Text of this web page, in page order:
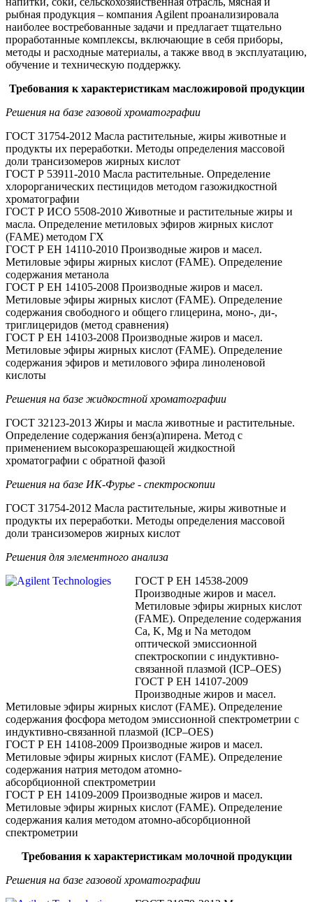
рыбная продукция – компания Agilent проанализировала
наиболее востребованные задачи и предлагает тщательно
проработанные комплексы, включающие в себя приборы,
методы и расходные материалы, а также ввод в эксплуатацию,
обучение и техническую поддержку.
Требования к характеристикам масложировой продукции
Решения на базе газовой хроматографии
ГОСТ 31754-2012 Масла растительные, жиры животные и
продукты их переработки. Методы определения массовой
доли трансизомеров жирных кислот
ГОСТ Р 53911-2010 Масла растительные. Определение
хлорорганических пестицидов методом газожидкостной
хроматографии
ГОСТ Р ИСО 5508-2010 Животные и растительные жиры и
масла. Определение метиловых эфиров жирных кислот
(FAME) методом ГХ
ГОСТ Р ЕН 14110-2010 Производные жиров и масел.
Метиловые эфиры жирных кислот (FAME). Определение
содержания метанола
ГОСТ Р ЕН 14105-2008 Производные жиров и масел.
Метиловые эфиры жирных кислот (FAME). Определение
содержания свободного и общего глицерина, моно-, ди-,
триглицеридов (метод сравнения)
ГОСТ Р ЕН 14103-2008 Производные жиров и масел.
Метиловые эфиры жирных кислот (FAME). Определение
содержания эфиров и метилового эфира линоленовой
кислоты
Решения на базе жидкостной хроматографии
ГОСТ 32123-2013 Жиры и масла животные и растительные.
Определение содержания бенз(а)пирена. Метод с
применением высокоразрешающей жидкостной
хроматографии с обратной фазой
Решения на базе ИК-Фурье - спектроскопии
ГОСТ 31754-2012 Масла растительные, жиры животные и
продукты их переработки. Методы определения массовой
доли трансизомеров жирных кислот
Решения для элементного анализа
ГОСТ Р ЕН 14538-2009
Производные жиров и масел.
Метиловые эфиры жирных кислот
(FAME). Определение содержания
Ca, K, Mg и Na методом
оптической эмиссионной
спектроскопии с индуктивно-
связанной плазмой (ICP–OES)
ГОСТ Р ЕН 14107-2009
Производные жиров и масел.
Метиловые эфиры жирных кислот (FAME). Определение
содержания фосфора методом эмиссионной спектрометрии с
индуктивно-связанной плазмой (ICP–OES)
ГОСТ Р ЕН 14108-2009 Производные жиров и масел.
Метиловые эфиры жирных кислот (FAME). Определение
содержания натрия методом атомно-
абсорбционной спектрометрии
ГОСТ Р ЕН 14109-2009 Производные жиров и масел.
Метиловые эфиры жирных кислот (FAME). Определение
содержания калия методом атомно-абсорбционной
спектрометрии
Требования к характеристикам молочной продукции
Решения на базе газовой хроматографии